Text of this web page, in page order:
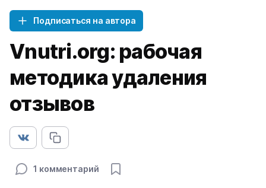
Подписаться на автора
Vnutri.org: рабочая
методика удаления
отзывов
1 комментарий